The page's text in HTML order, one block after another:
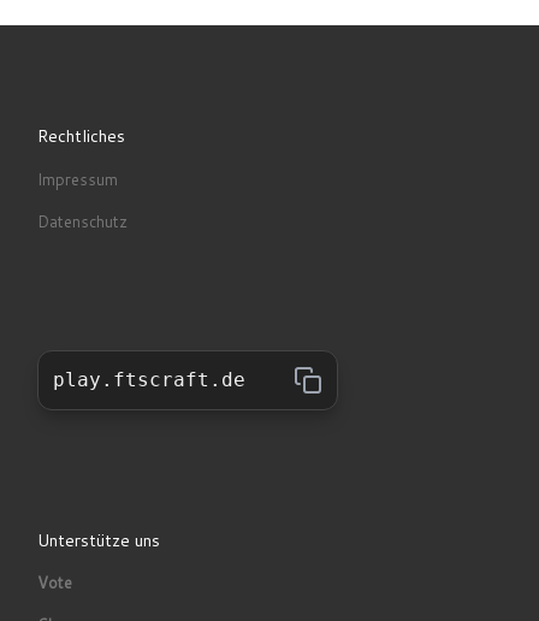
Rechtliches
Impressum
Datenschutz
play.ftscraft.de
Unterstütze uns
Vote